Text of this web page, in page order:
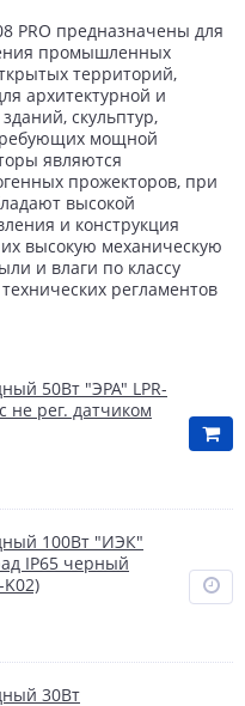
PRO предназначены для
промышленных
территорий,
архитектурной и
скульптур,
мощной
являются
прожекторов, при
высокой
и конструкция
высокую механическую
и влаги по классу
регламентов
50Вт "ЭРА" LPR-
не рег. датчиком
100Вт "ИЭК"
IP65 черный
30Вт